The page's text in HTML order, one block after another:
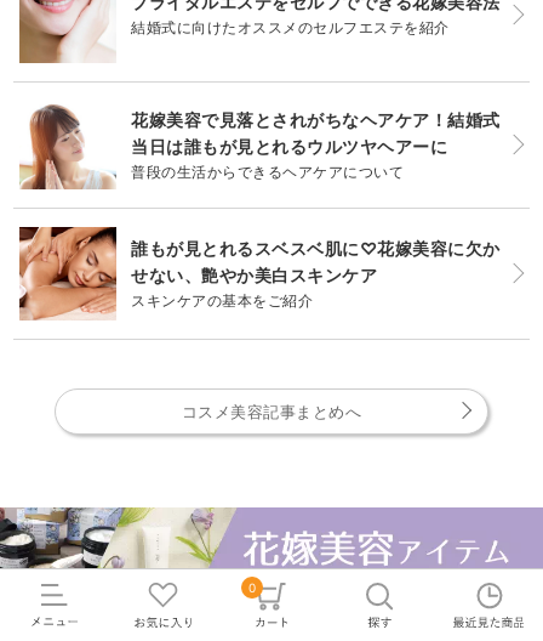
0
結婚式に向けたオススメのセルフエステを紹介
花嫁美容で見落とされがちなヘアケア！結婚式
当日は誰もが見とれるウルツヤヘアーに
普段の生活からできるヘアケアについて
誰もが見とれるスベスベ肌に♡花嫁美容に欠か
せない、艶やか美白スキンケア
スキンケアの基本をご紹介
コスメ美容記事まとめへ